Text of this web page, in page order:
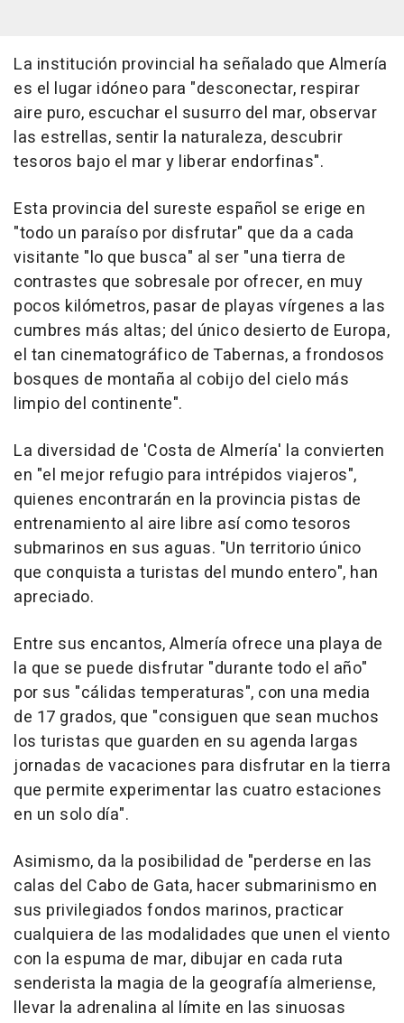
La institución provincial ha señalado que Almería
es el lugar idóneo para "desconectar, respirar
aire puro, escuchar el susurro del mar, observar
las estrellas, sentir la naturaleza, descubrir
tesoros bajo el mar y liberar endorfinas".
Esta provincia del sureste español se erige en
"todo un paraíso por disfrutar" que da a cada
visitante "lo que busca" al ser "una tierra de
contrastes que sobresale por ofrecer, en muy
pocos kilómetros, pasar de playas vírgenes a las
cumbres más altas; del único desierto de Europa,
el tan cinematográfico de Tabernas, a frondosos
bosques de montaña al cobijo del cielo más
limpio del continente".
La diversidad de 'Costa de Almería' la convierten
en "el mejor refugio para intrépidos viajeros",
quienes encontrarán en la provincia pistas de
entrenamiento al aire libre así como tesoros
submarinos en sus aguas. "Un territorio único
que conquista a turistas del mundo entero", han
apreciado.
Entre sus encantos, Almería ofrece una playa de
la que se puede disfrutar "durante todo el año"
por sus "cálidas temperaturas", con una media
de 17 grados, que "consiguen que sean muchos
los turistas que guarden en su agenda largas
jornadas de vacaciones para disfrutar en la tierra
que permite experimentar las cuatro estaciones
en un solo día".
Asimismo, da la posibilidad de "perderse en las
calas del Cabo de Gata, hacer submarinismo en
sus privilegiados fondos marinos, practicar
cualquiera de las modalidades que unen el viento
con la espuma de mar, dibujar en cada ruta
senderista la magia de la geografía almeriense,
llevar la adrenalina al límite en las sinuosas